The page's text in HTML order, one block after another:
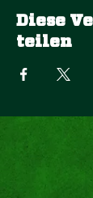
Diese
teilen